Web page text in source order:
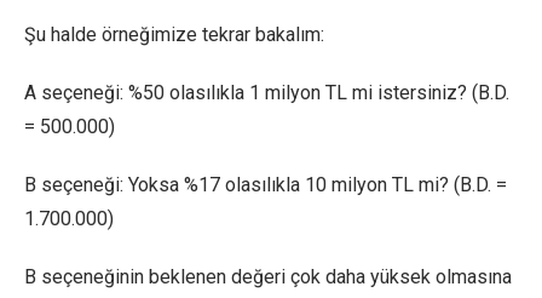
Şu halde örneğimize tekrar bakalım:
A seçeneği: %50 olasılıkla 1 milyon TL mi istersiniz? (B.D.
= 500.000)
B seçeneği: Yoksa %17 olasılıkla 10 milyon TL mi? (B.D. =
1.700.000)
B seçeneğinin beklenen değeri çok daha yüksek olmasına